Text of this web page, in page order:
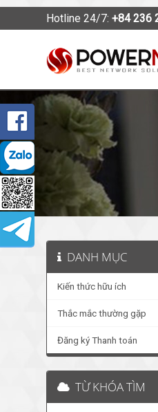
Hotline 24/7:+84 236
DANH MỤC
Kiến thức hữu ích
Thắc mắc thường gặp
Đăng ký Thanh toán
TỪ KHÓA TÌM